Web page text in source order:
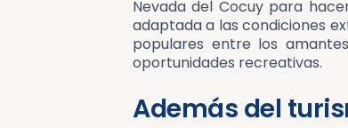
Nevada del Cocuy para
adaptada a las condiciones
populares entre los
oportunidades recreativas.
Además del